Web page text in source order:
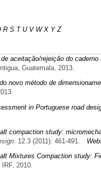
R S T U V W X Y Z
aceitação/rejeição do caderno
Guatemala, 2013.
novo método de
in Portuguese road
compaction study:
. 12.3 (2011): 461-491.
Mixtures Compaction study:
2010.